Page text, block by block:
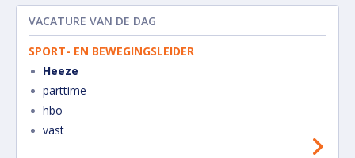
VACATURE VAN DE DAG
SPORT- EN BEWEGINGSLEIDER
Heeze
parttime
hbo
vast